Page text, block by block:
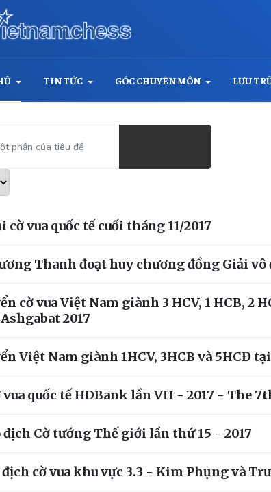
TIN TỨC GÓC CHUYÊN MÔN LƯU
cờ vua quốc tế cuối tháng 11/2017
Thanh đoạt huy chương đồng Giải vô
cờ vua Việt Nam giành 3 HCV, 1 HCB,
2017
Việt Nam giành 1HCV, 3HCB và 5HCĐ
vua quốc tế HDBank lần VII - 2017 - The
địch Cờ tướng Thế giới lần thứ 15 - 2017
cờ vua khu vực 3.3 - Kim Phụng và